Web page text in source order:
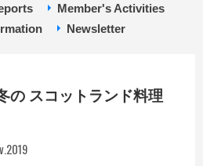
Member's Activities
Newsletter
の スコットランド料理